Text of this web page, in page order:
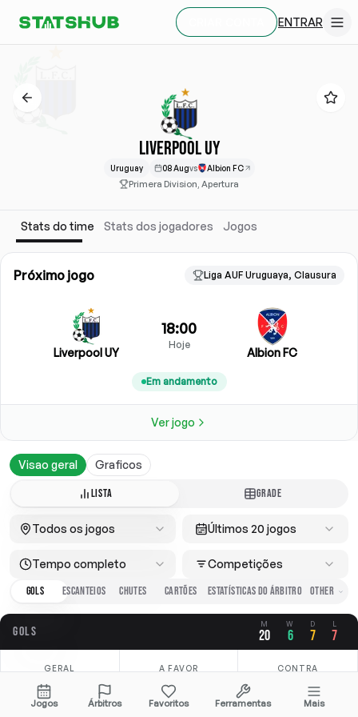
ENTRAR
LIVERPOOL UY
Uruguay 08 Augvs Albion FC
Primera Division, Apertura
Stats do time Stats dos jogadores Jogos
Próximo jogo Liga AUF Uruguaya, Clausura
Liverpool UY
18:00
Hoje
Albion FC
Em andamento
Ver jogo
Visao geral Graficos
LISTA GRADE
Todos os jogos Últimos 20 jogos
Tempo completo
Competições
GOLS
ESCANTEIOS CHUTES CARTÕES ESTATÍSTICAS DO ÁRBITRO
GOLS M
20
W
6
D
7
L
7
GERAL
2.35
A FAVOR
1.20
CONTRA
1.15
Jogos Árbitros Favoritos Ferramentas Mais